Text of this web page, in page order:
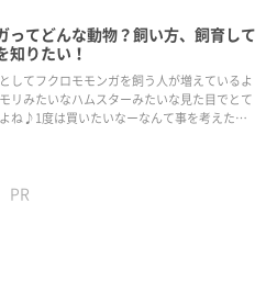
ってどんな動物？飼い方、飼育して
知りたい！
してフクロモモンガを飼う人が増えているよ
リみたいなハムスターみたいな見た目でとて
ね♪1度は買いたいなーなんて事を考えた方
しょか？そんなフクロモモンガの飼い方や飼
などを紹介してゆきます。
PR